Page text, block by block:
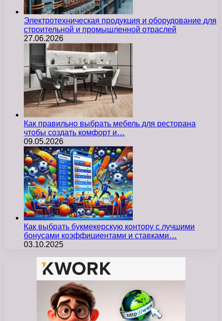
Электротехническая продукция и оборудование для
строительной и промышленной отраслей
27.06.2026
Как правильно выбрать мебель для ресторана
чтобы создать комфорт и…
09.05.2026
Как выбрать букмекерскую контору с лучшими
бонусами коэффициентами и ставками…
03.10.2025